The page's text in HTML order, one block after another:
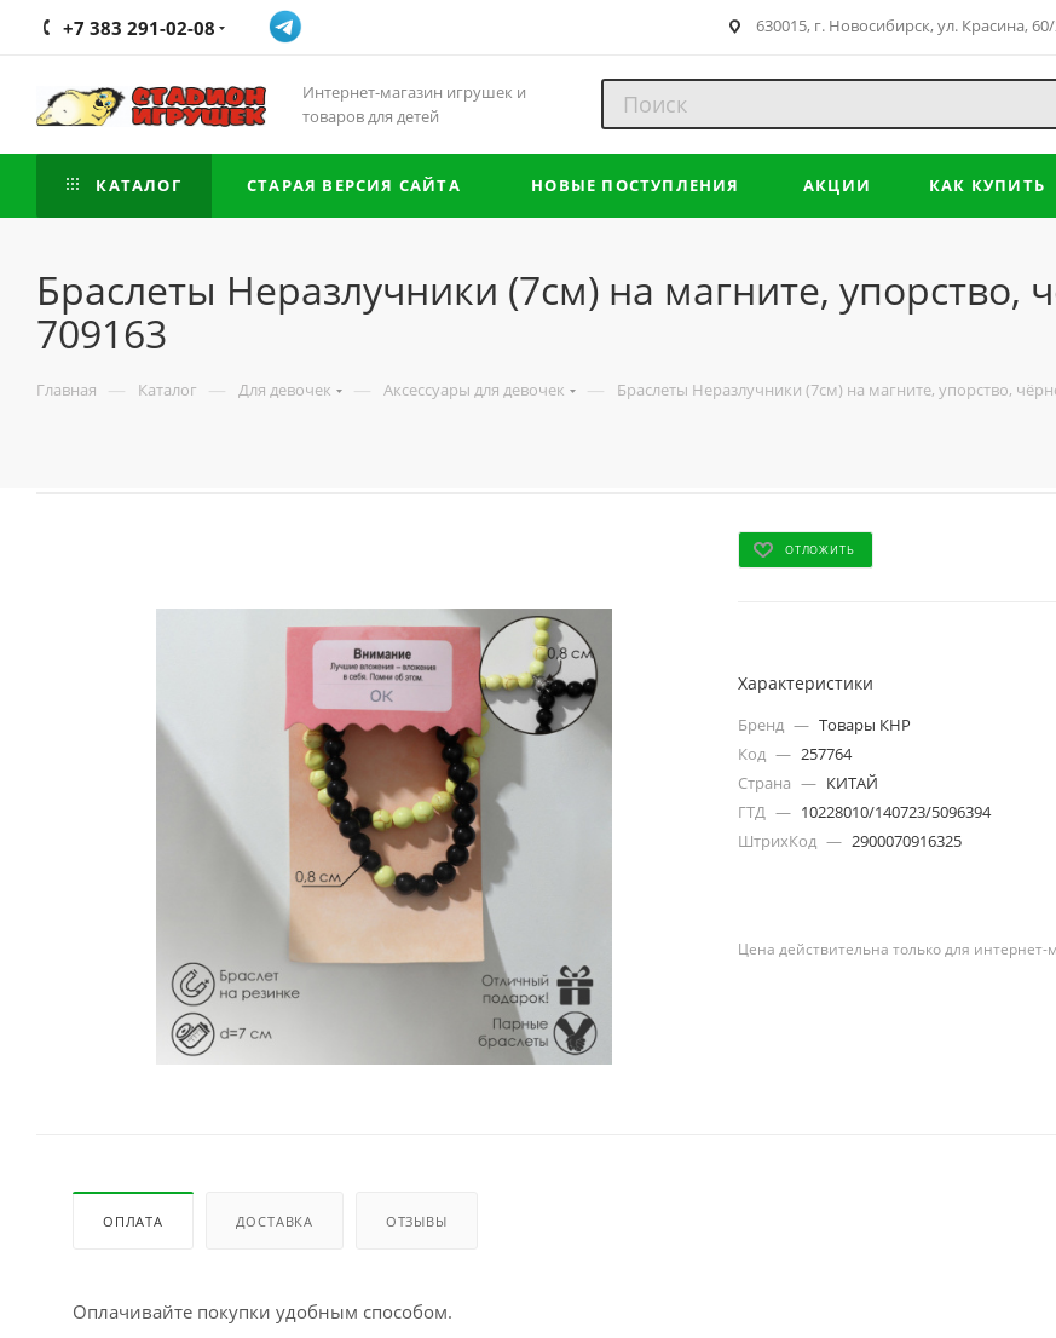
+7 383 291-02-08 630015, г. Новосибирск, ул. Красина,
Интернет-магазин игрушек и
товаров для детей
КАТАЛОГ СТАРАЯ ВЕРСИЯ САЙТА НОВЫЕ ПОСТУПЛЕНИЯ АКЦИИ КАК КУПИТЬ
Браслеты Неразлучники (7см) на магните, упорство,
709163
Главная — Каталог — Для девочек — Аксессуары для девочек — Браслеты Неразлучники (7см) на магните, упорство,
ОТЛОЖИТЬ
Характеристики
Бренд — Товары КНР
Код — 257764
Страна — КИТАЙ
ГТД — 10228010/140723/5096394
ШтрихКод — 2900070916325
Цена действительна только для
ОПЛАТА ДОСТАВКА ОТЗЫВЫ
Оплачивайте покупки удобным способом.